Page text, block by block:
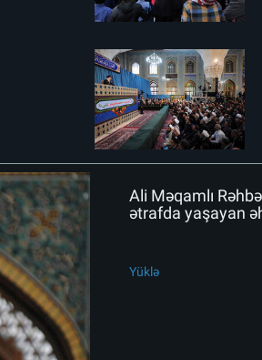
Ali Məqamlı
ətrafda yaşayan
Yüklə